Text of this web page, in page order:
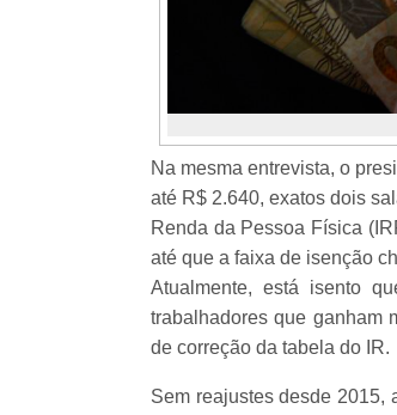
Na mesma entrevista, o
até R$ 2.640, exatos dois
Renda da Pessoa Física
até que a faixa de isenção
Atualmente, está isento
trabalhadores que ganham
de correção da tabela do IR.
Sem reajustes desde 2015,